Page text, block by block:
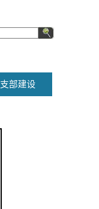
支部建设